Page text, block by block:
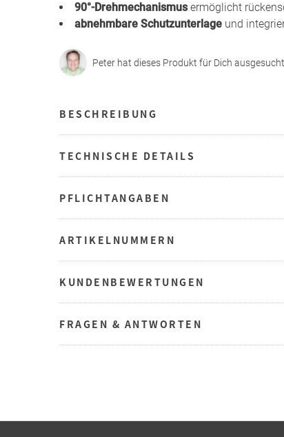
90°-Drehmechanismusermöglicht
abnehmbare Schutzunterlage und
Peter hat dieses Produkt für Dich ausgesucht.
BESCHREIBUNG
TECHNISCHE DETAILS
PFLICHTANGABEN
ARTIKELNUMMERN
KUNDENBEWERTUNGEN
FRAGEN & ANTWORTEN